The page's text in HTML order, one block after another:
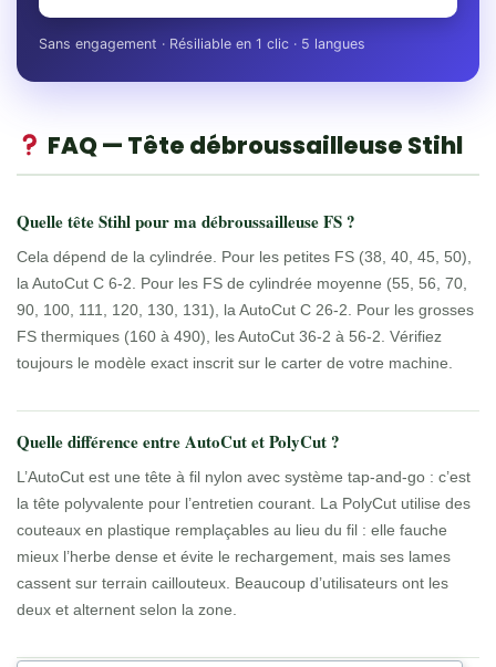
Sans engagement · Résiliable en 1 clic · 5 langues
FAQ — Tête débroussailleuse Stihl
Quelle tête Stihl pour ma débroussailleuse FS ?
Cela dépend de la cylindrée. Pour les petites FS (38, 40, 45, 50),
la AutoCut C 6-2. Pour les FS de cylindrée moyenne (55, 56, 70,
90, 100, 111, 120, 130, 131), la AutoCut C 26-2. Pour les grosses
FS thermiques (160 à 490), les AutoCut 36-2 à 56-2. Vérifiez
toujours le modèle exact inscrit sur le carter de votre machine.
Quelle différence entre AutoCut et PolyCut ?
L’AutoCut est une tête à fil nylon avec système tap-and-go : c’est
la tête polyvalente pour l’entretien courant. La PolyCut utilise des
couteaux en plastique remplaçables au lieu du fil : elle fauche
mieux l’herbe dense et évite le rechargement, mais ses lames
cassent sur terrain caillouteux. Beaucoup d’utilisateurs ont les
deux et alternent selon la zone.